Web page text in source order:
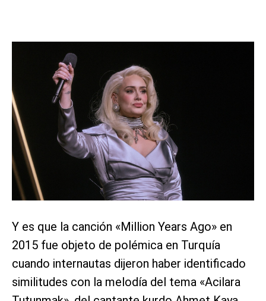
Y es que la canción «Million Years Ago» en
2015 fue objeto de polémica en Turquía
cuando internautas dijeron haber identificado
similitudes con la melodía del tema «Acilara